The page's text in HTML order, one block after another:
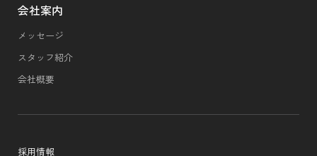
会社案内
メッセージ
スタッフ紹介
会社概要
採用情報